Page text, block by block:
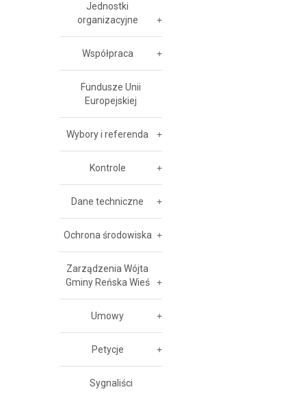
Jednostki
organizacyjne
Współpraca
Fundusze Unii
Europejskiej
Wybory i referenda
Kontrole
Dane techniczne
Ochrona środowiska
Zarządzenia Wójta
Gminy Reńska Wieś
Umowy
Petycje
Sygnaliści